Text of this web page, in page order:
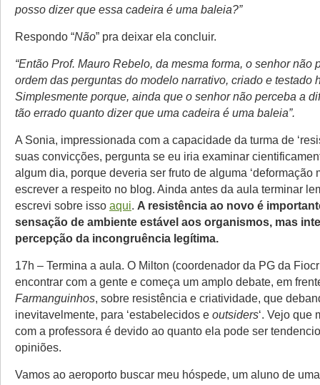
posso dizer que essa cadeira é uma baleia?”
Respondo “Não” pra deixar ela concluir.
“Então Prof. Mauro Rebelo, da mesma forma, o senhor não
ordem das perguntas do modelo narrativo, criado e testado
Simplesmente porque, ainda que o senhor não perceba a
tão errado quanto dizer que uma cadeira é uma baleia”.
A Sonia, impressionada com a capacidade da turma de
suas convicções, pergunta se eu iria examinar
algum dia, porque deveria ser fruto de alguma ‘deformação
escrever a respeito no blog. Ainda antes da aula terminar
escrevi sobre isso aqui. A resistência ao novo é
sensação de ambiente estável aos organismos, mas
percepção da incongruência legítima.
17h – Termina a aula. O Milton (coordenador da PG da
encontrar com a gente e começa um amplo debate, em
Farmanguinhos, sobre resistência e criatividade, que
inevitavelmente, para ‘estabelecidos e outsiders‘. Vejo que
com a professora é devido ao quanto ela pode ser
opiniões.
Vamos ao aeroporto buscar meu hóspede, um aluno de